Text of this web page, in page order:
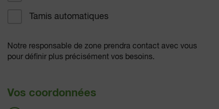
Autre
Tamis automatiques
Notre responsable de zone prendra contact avec vous
pour définir plus précisément vos besoins.
Vos coordonnées